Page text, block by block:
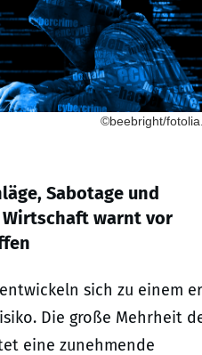
©beebright/
Sabotage und
Wirtschaft warnt vor
sich zu einem
Die große Mehrheit
eine zunehmende